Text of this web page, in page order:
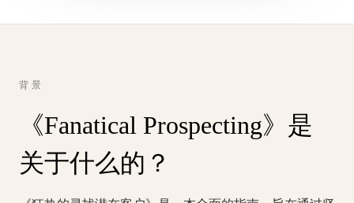
背景
《Fanatical Prospecting》是
关于什么的？